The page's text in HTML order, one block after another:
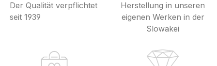
Der Qualität verpflichtet
seit 1939
Herstellung in unseren
eigenen Werken in der
Slowakei